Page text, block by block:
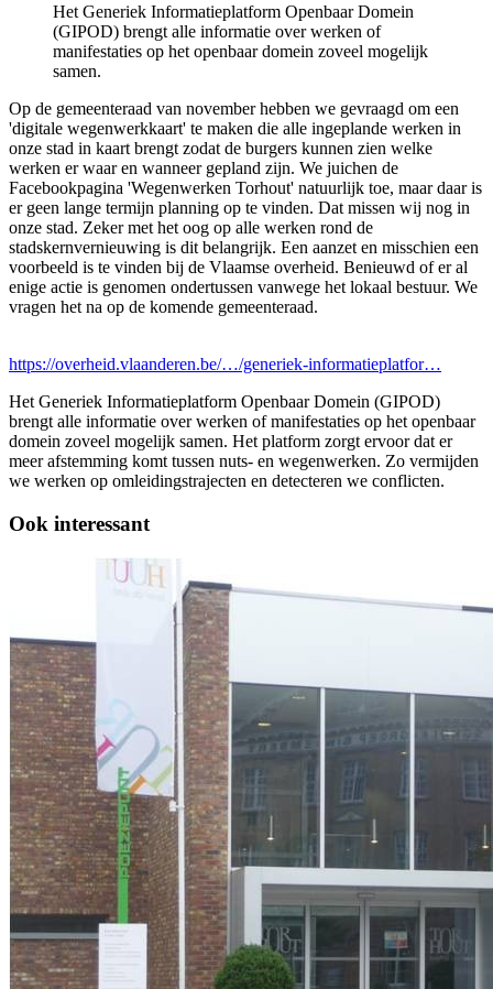
Het Generiek Informatieplatform Openbaar Domein
(GIPOD) brengt alle informatie over werken of
manifestaties op het openbaar domein zoveel mogelijk
samen.
Op de gemeenteraad van november hebben we gevraagd om een
'digitale wegenwerkkaart' te maken die alle ingeplande werken in
onze stad in kaart brengt zodat de burgers kunnen zien welke
werken er waar en wanneer gepland zijn. We juichen de
Facebookpagina 'Wegenwerken Torhout' natuurlijk toe, maar daar is
er geen lange termijn planning op te vinden. Dat missen wij nog in
onze stad. Zeker met het oog op alle werken rond de
stadskernvernieuwing is dit belangrijk. Een aanzet en misschien een
voorbeeld is te vinden bij de Vlaamse overheid. Benieuwd of er al
enige actie is genomen ondertussen vanwege het lokaal bestuur. We
vragen het na op de komende gemeenteraad.
https://overheid.vlaanderen.be/…/generiek-informatieplatfor…
Het Generiek Informatieplatform Openbaar Domein (GIPOD)
brengt alle informatie over werken of manifestaties op het openbaar
domein zoveel mogelijk samen. Het platform zorgt ervoor dat er
meer afstemming komt tussen nuts- en wegenwerken. Zo vermijden
we werken op omleidingstrajecten en detecteren we conflicten.
Ook interessant